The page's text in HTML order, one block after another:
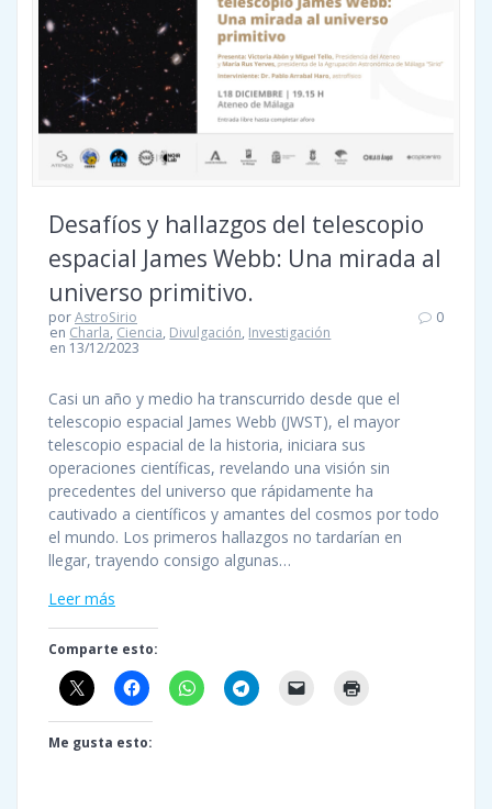
Desafíos y hallazgos del telescopio
espacial James Webb: Una mirada al
universo primitivo.
porAstroSirio
en Charla, Ciencia, Divulgación, Investigación
en 13/12/2023
0
Casi un año y medio ha transcurrido desde que el
telescopio espacial James Webb (JWST), el mayor
telescopio espacial de la historia, iniciara sus
operaciones científicas, revelando una visión sin
precedentes del universo que rápidamente ha
cautivado a científicos y amantes del cosmos por todo
el mundo. Los primeros hallazgos no tardarían en
llegar, trayendo consigo algunas…
Leer más
Comparte esto:
Me gusta esto: